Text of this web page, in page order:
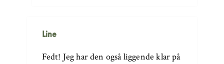
Line
Fedt! Jeg har den også liggende klar på